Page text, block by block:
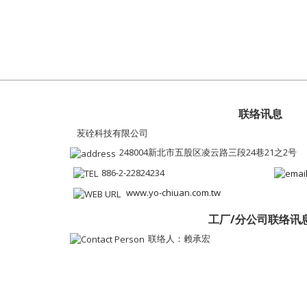
联络讯息
苃硂科技有限公司
248004新北市五股区凌云路三段24巷21之2号
886-2-22824234
www.yo-chiuan.com.tw
工厂/分公司联络讯
联络人：赖承宏